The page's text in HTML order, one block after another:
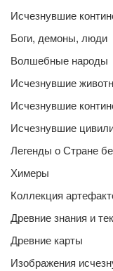
Исчезнувшие
Боги, демоны, люди
Волшебные народы
Исчезнувшие
Исчезнувшие
Исчезнувшие
Легенды о Стране
Химеры
Коллекция
Древние знания и
Древние карты
Изображения